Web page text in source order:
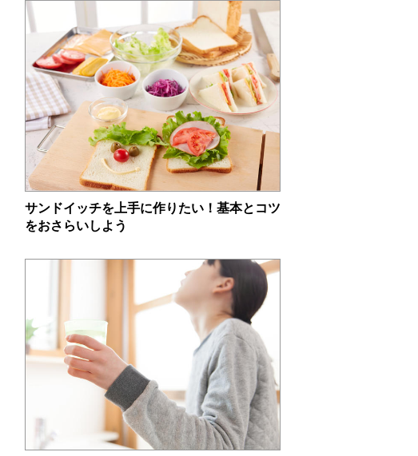
サンドイッチを上手に作りたい！基本とコツ
をおさらいしよう